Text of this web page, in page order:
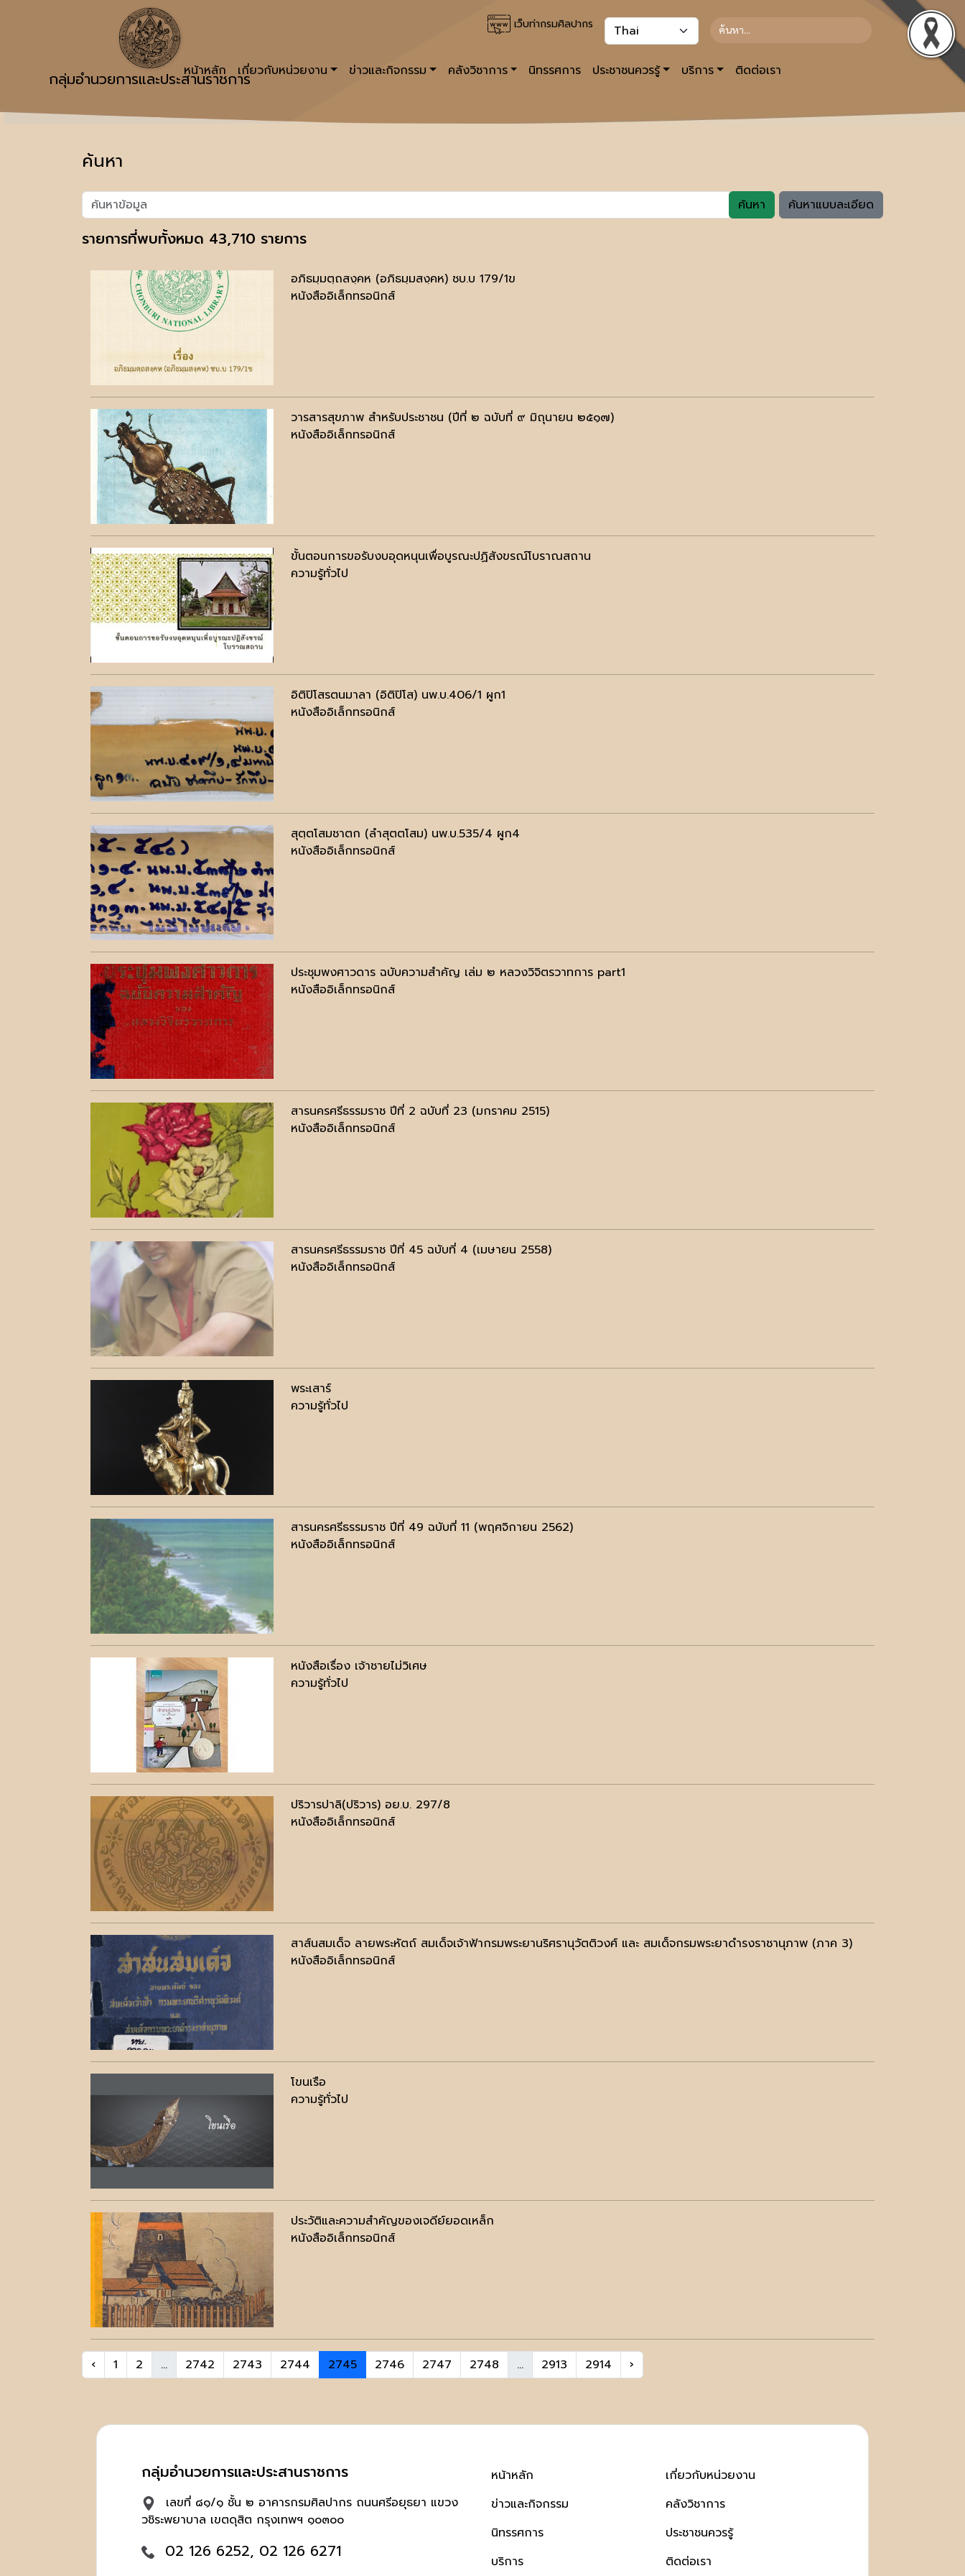
เว็บท่ากรมศิลปากร
กลุ่มอำนวยการและประสานราชการ
หน้าหลัก เกี่ยวกับหน่วยงาน ข่าวและกิจกรรม คลังวิชาการ นิทรรศการ ประชาชนควรรู้ บริการ ติดต่อเรา
ค้นหา
ค้นหา ค้นหาแบบละเอียด
รายการที่พบทั้งหมด 43,710 รายการ
อภิธมฺมตฺถสงฺคห (อภิธมฺมสงฺคห) ชบ.บ 179/1ข
หนังสืออิเล็กทรอนิกส์
วารสารสุขภาพ สำหรับประชาชน (ปีที่ ๒ ฉบับที่ ๙ มิถุนายน ๒๕๑๗)
หนังสืออิเล็กทรอนิกส์
ขั้นตอนการขอรับงบอุดหนุนเพื่อบูรณะปฏิสังขรณ์โบราณสถาน
ความรู้ทั่วไป
อิติปิโสรตนมาลา (อิติปิโส) นพ.บ.406/1 ผูก1
หนังสืออิเล็กทรอนิกส์
สุตฺตโสมชาตก (ลำสุตตโสม) นพ.บ.535/4 ผูก4
หนังสืออิเล็กทรอนิกส์
ประชุมพงศาวดาร ฉบับความสำคัญ เล่ม ๒ หลวงวิจิตรวาทการ part1
หนังสืออิเล็กทรอนิกส์
สารนครศรีธรรมราช ปีที่ 2 ฉบับที่ 23 (มกราคม 2515)
หนังสืออิเล็กทรอนิกส์
สารนครศรีธรรมราช ปีที่ 45 ฉบับที่ 4 (เมษายน 2558)
หนังสืออิเล็กทรอนิกส์
พระเสาร์
ความรู้ทั่วไป
สารนครศรีธรรมราช ปีที่ 49 ฉบับที่ 11 (พฤศจิกายน 2562)
หนังสืออิเล็กทรอนิกส์
หนังสือเรื่อง เจ้าชายไม่วิเศษ
ความรู้ทั่วไป
ปริวารปาลิ(ปริวาร) อย.บ. 297/8
หนังสืออิเล็กทรอนิกส์
สาส์นสมเด็จ ลายพระหัตถ์ สมเด็จเจ้าฟ้ากรมพระยานริศรานุวัตติวงศ์ และ สมเด็จกรมพระยาดำรงราชานุภาพ (ภาค 3)
หนังสืออิเล็กทรอนิกส์
โขนเรือ
ความรู้ทั่วไป
ประวัติและความสำคัญของเจดีย์ยอดเหล็ก
หนังสืออิเล็กทรอนิกส์
‹ 1 2 ... 2742 2743 2744 2745 2746 2747 2748 ... 2913 2914 ›
กลุ่มอำนวยการและประสานราชการ
เลขที่ ๘๑/๑ ชั้น ๒ อาคารกรมศิลปากร ถนนศรีอยุธยา แขวง
วชิระพยาบาล เขตดุสิต กรุงเทพฯ ๑๐๓๐๐
02 126 6252, 02 126 6271
หน้าหลัก
ข่าวและกิจกรรม
นิทรรศการ
บริการ
เกี่ยวกับหน่วยงาน
คลังวิชาการ
ประชาชนควรรู้
ติดต่อเรา